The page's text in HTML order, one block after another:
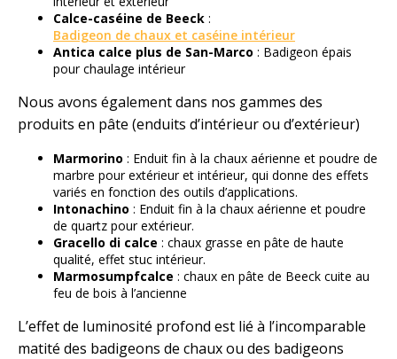
Calce-caséine de Beeck :
Badigeon de chaux et caséine intérieur
Antica calce plus de San-Marco : Badigeon épais
pour chaulage intérieur
Nous avons également dans nos gammes des
produits en pâte (enduits d’intérieur ou d’extérieur)
Marmorino : Enduit fin à la chaux aérienne et poudre de
marbre pour extérieur et intérieur, qui donne des effets
variés en fonction des outils d’applications.
Intonachino : Enduit fin à la chaux aérienne et poudre
de quartz pour extérieur.
Gracello di calce : chaux grasse en pâte de haute
qualité, effet stuc intérieur.
Marmosumpfcalce : chaux en pâte de Beeck cuite au
feu de bois à l’ancienne
L’effet de luminosité profond est lié à l’incomparable
matité des badigeons de chaux ou des badigeons